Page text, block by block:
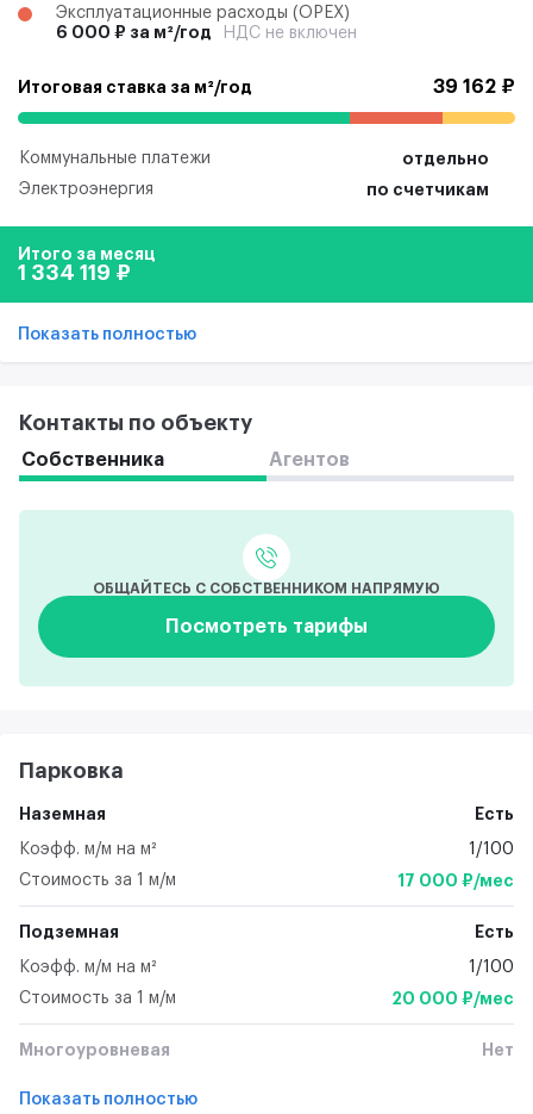
Эксплуатационные расходы (ОРЕХ)
6 000 ₽ за м²/год
НДС не включен
Итоговая ставка за м²/год 39 162 ₽
Коммунальные платежи
отдельно
Электроэнергия
по счетчикам
Итого за месяц
1 334 119 ₽
Показать полностью
Контакты по объекту
Собственника Агентов
ОБЩАЙТЕСЬ С СОБСТВЕННИКОМ НАПРЯМУЮ
Посмотреть тарифы
Парковка
Наземная Есть
Коэфф. м/м на м²
1/100
Стоимость за 1 м/м
17 000 ₽/мес
Подземная Есть
Коэфф. м/м на м²
1/100
Стоимость за 1 м/м
20 000 ₽/мес
Многоуровневая Нет
Показать полностью